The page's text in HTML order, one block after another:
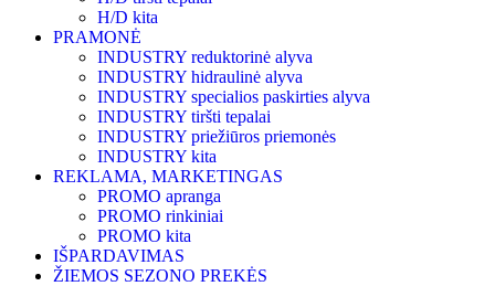
H/D kita
PRAMONĖ
INDUSTRY reduktorinė alyva
INDUSTRY hidraulinė alyva
INDUSTRY specialios paskirties alyva
INDUSTRY tiršti tepalai
INDUSTRY priežiūros priemonės
INDUSTRY kita
REKLAMA, MARKETINGAS
PROMO apranga
PROMO rinkiniai
PROMO kita
IŠPARDAVIMAS
ŽIEMOS SEZONO PREKĖS